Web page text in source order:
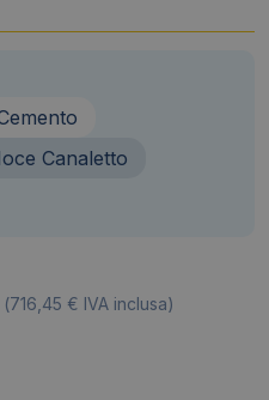
Canaletto
(716,45 € IVA inclusa)